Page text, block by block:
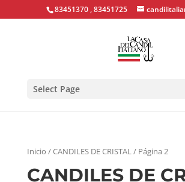
83451370 , 83451725
Select Page
Inicio / CANDILES DE CRISTAL / Página 2
CANDILES DE